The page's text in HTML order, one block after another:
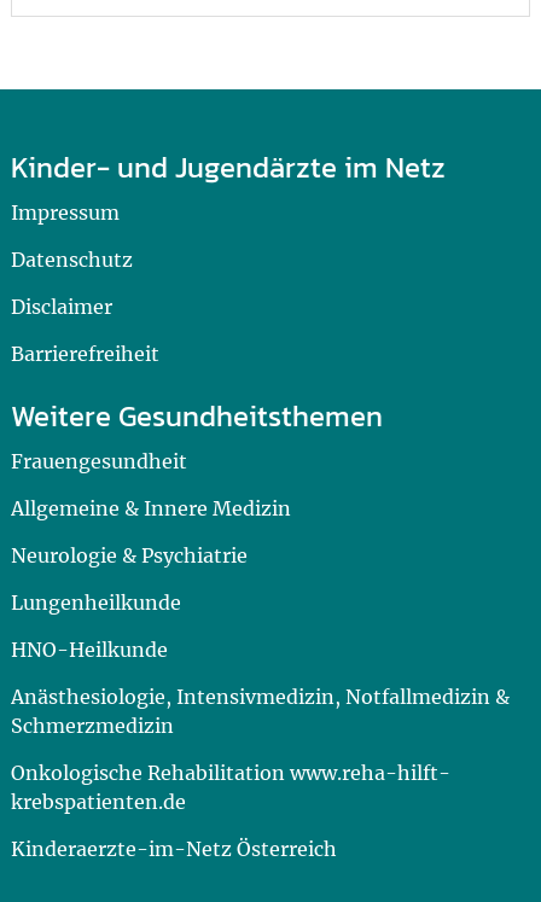
Kinder- und Jugendärzte im Netz
Impressum
Datenschutz
Disclaimer
Barrierefreiheit
Weitere Gesundheitsthemen
Frauengesundheit
Allgemeine & Innere Medizin
Neurologie & Psychiatrie
Lungenheilkunde
HNO-Heilkunde
Anästhesiologie, Intensivmedizin, Notfallmedizin &
Schmerzmedizin
Onkologische Rehabilitation www.reha-hilft-
krebspatienten.de
Kinderaerzte-im-Netz Österreich